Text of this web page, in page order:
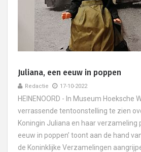
Juliana, een eeuw in poppen
Redactie 17-10-2022
HEINENOORD - In Museum Hoeksche
verrassende tentoonstelling te zien
Koningin Juliana en haar verzameling
eeuw in poppen’ toont aan de hand
de Koninklijke Verzamelingen